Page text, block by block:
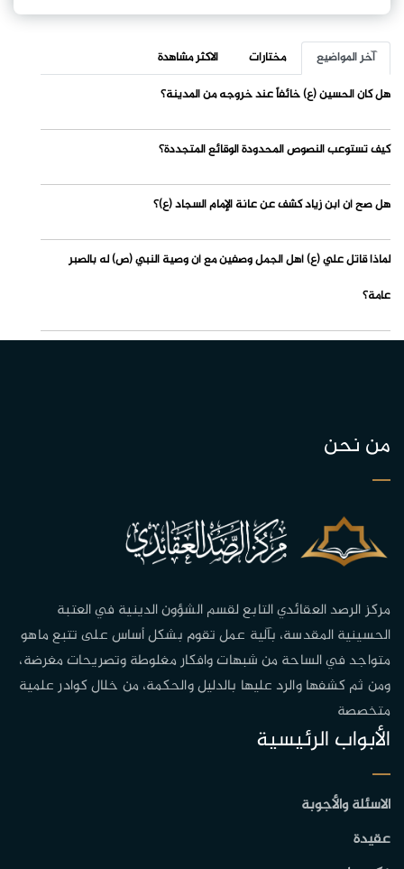
آخر المواضيع مختارات
الاكثر مشاهدة
هل كان الحسين (ع) خائفاً عند خروجه من المدينة؟
كيف تستوعب النصوص المحدودة الوقائع المتجددة؟
هل صح أن ابن زياد كشف عن عانة الإمام السجاد (ع)؟
لماذا قاتل علي (ع) أهل الجمل وصفين مع أن وصية النبي (ص) له بالصبر
عامة؟
من نحن
مركز الرصد العقائدي التابع لقسم الشؤون الدينية في العتبة
الحسينية المقدسة، بآلية عمل تقوم بشكل أساس على تتبع ماهو
متواجد في الساحة من شبهات وافكار مغلوطة وتصريحات مغرضة،
ومن ثم كشفها والرد عليها بالدليل والحكمة، من خلال كوادر علمية
متخصصة
الأبواب الرئيسية
الاسئلة والأجوبة
عقيدة